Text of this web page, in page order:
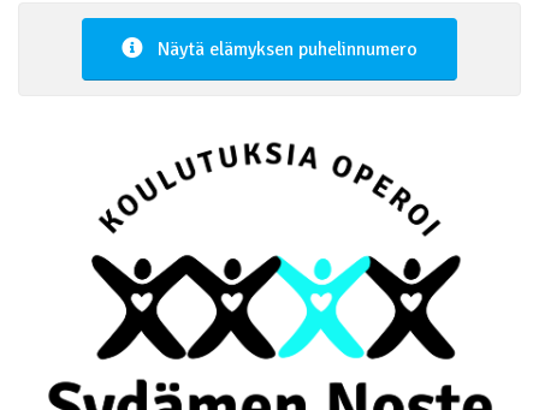
Näytä elämyksen puhelinnumero